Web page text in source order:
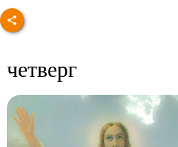
четверг